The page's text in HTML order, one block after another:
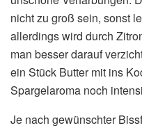
nicht zu groß sein, sonst
allerdings wird durch
man besser darauf
ein Stück Butter mit ins
Spargelaroma noch
Je nach gewünschter